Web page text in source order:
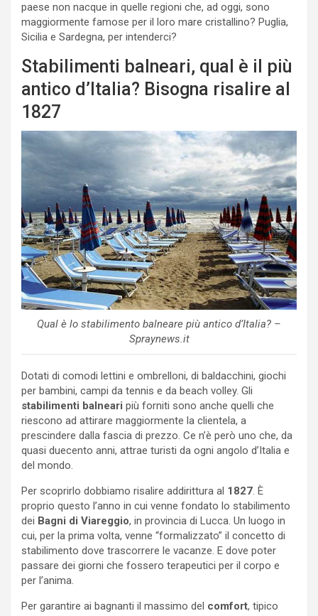
paese non nacque in quelle regioni che, ad oggi, sono
maggiormente famose per il loro mare cristallino? Puglia,
Sicilia e Sardegna, per intenderci?
Stabilimenti balneari, qual è il più
antico d’Italia? Bisogna risalire al
1827
Qual è lo stabilimento balneare più antico d’Italia? –
Spraynews.it
Dotati di comodi lettini e ombrelloni, di baldacchini, giochi
per bambini, campi da tennis e da beach volley. Gli
stabilimenti balneari più forniti sono anche quelli che
riescono ad attirare maggiormente la clientela, a
prescindere dalla fascia di prezzo. Ce n’è però uno che, da
quasi duecento anni, attrae turisti da ogni angolo d’Italia e
del mondo.
Per scoprirlo dobbiamo risalire addirittura al 1827. È
proprio questo l’anno in cui venne fondato lo stabilimento
dei Bagni di Viareggio, in provincia di Lucca. Un luogo in
cui, per la prima volta, venne “formalizzato” il concetto di
stabilimento dove trascorrere le vacanze. E dove poter
passare dei giorni che fossero terapeutici per il corpo e
per l’anima.
Per garantire ai bagnanti il massimo del comfort, tipico